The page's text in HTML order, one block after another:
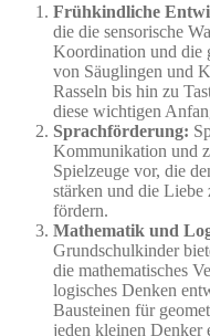
Frühkindliche
die die sensorische
Koordination und die
von Säuglingen und
Rasseln bis hin zu
diese wichtigen
Sprachförderung:
Kommunikation und
Spielzeuge vor, die
stärken und die Liebe
fördern.
Mathematik und
Grundschulkinder
die mathematisches
logisches Denken
Bausteinen für
jeden kleinen Denker